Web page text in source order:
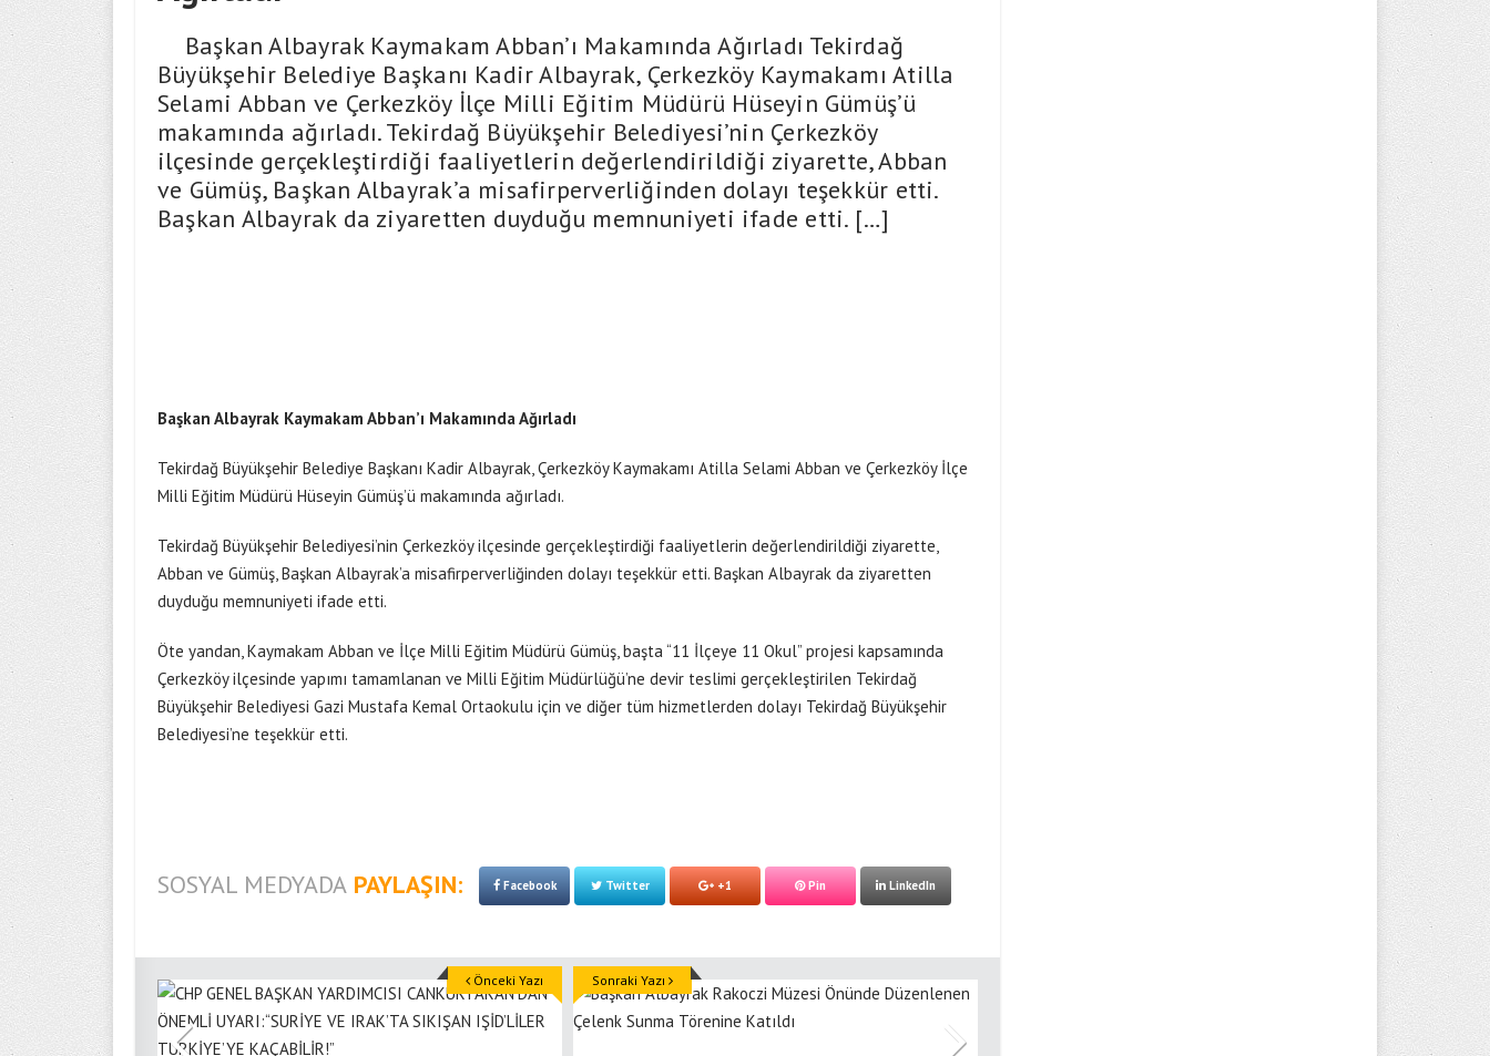
Başkan Albayrak Kaymakam Abban’ı Makamında Ağırladı Tekirdağ
Büyükşehir Belediye Başkanı Kadir Albayrak, Çerkezköy Kaymakamı Atilla
Selami Abban ve Çerkezköy İlçe Milli Eğitim Müdürü Hüseyin Gümüş’ü
makamında ağırladı. Tekirdağ Büyükşehir Belediyesi’nin Çerkezköy
ilçesinde gerçekleştirdiği faaliyetlerin değerlendirildiği ziyarette, Abban
ve Gümüş, Başkan Albayrak’a misafirperverliğinden dolayı teşekkür etti.
Başkan Albayrak da ziyaretten duyduğu memnuniyeti ifade etti. […]
Başkan Albayrak Kaymakam Abban’ı Makamında Ağırladı
Tekirdağ Büyükşehir Belediye Başkanı Kadir Albayrak, Çerkezköy Kaymakamı Atilla Selami Abban ve Çerkezköy İlçe
Milli Eğitim Müdürü Hüseyin Gümüş’ü makamında ağırladı.
Tekirdağ Büyükşehir Belediyesi’nin Çerkezköy ilçesinde gerçekleştirdiği faaliyetlerin değerlendirildiği ziyarette,
Abban ve Gümüş, Başkan Albayrak’a misafirperverliğinden dolayı teşekkür etti. Başkan Albayrak da ziyaretten
duyduğu memnuniyeti ifade etti.
Öte yandan, Kaymakam Abban ve İlçe Milli Eğitim Müdürü Gümüş, başta “11 İlçeye 11 Okul” projesi kapsamında
Çerkezköy ilçesinde yapımı tamamlanan ve Milli Eğitim Müdürlüğü’ne devir teslimi gerçekleştirilen Tekirdağ
Büyükşehir Belediyesi Gazi Mustafa Kemal Ortaokulu için ve diğer tüm hizmetlerden dolayı Tekirdağ Büyükşehir
Belediyesi’ne teşekkür etti.
SOSYAL MEDYADA PAYLAŞIN: Facebook Twitter +1 Pin LinkedIn
Önceki Yazı Sonraki Yazı